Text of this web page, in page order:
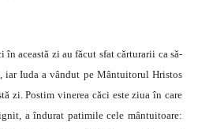
această zi au făcut sfat cărturarii ca să-
Iuda a vândut pe Mântuitorul Hristos
zi. Postim vinerea căci este ziua în care
a îndurat patimile cele mântuitoare: